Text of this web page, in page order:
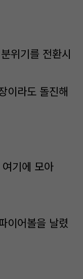
위기를 전환시
이라도 돌진해
기에 모아
이어볼을 날렸